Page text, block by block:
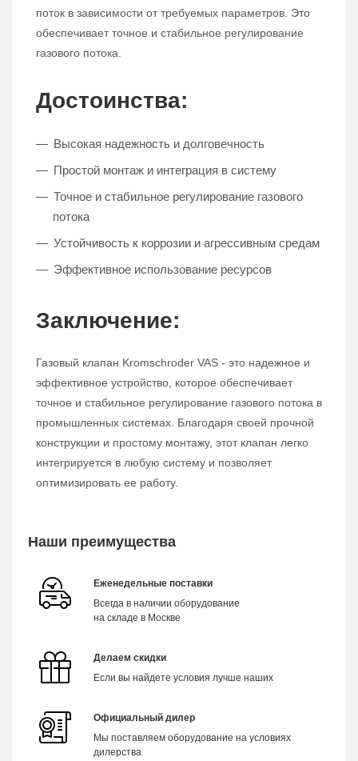
поток в зависимости от требуемых параметров. Это
обеспечивает точное и стабильное регулирование
газового потока.
Достоинства:
Высокая надежность и долговечность
Простой монтаж и интеграция в систему
Точное и стабильное регулирование газового
потока
Устойчивость к коррозии и агрессивным средам
Эффективное использование ресурсов
Заключение:
Газовый клапан Kromschroder VAS - это надежное и
эффективное устройство, которое обеспечивает
точное и стабильное регулирование газового потока в
промышленных системах. Благодаря своей прочной
конструкции и простому монтажу, этот клапан легко
интегрируется в любую систему и позволяет
оптимизировать ее работу.
Наши преимущества
Еженедельные поставки
Всегда в наличии оборудование
на складе в Москве
Делаем скидки
Если вы найдете условия лучше наших
Официальный дилер
Мы поставляем оборудование на условиях
дилерства